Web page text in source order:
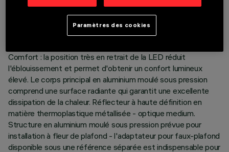
Comfort : la position très en retrait de la LED réduit
l'éblouissement et permet d'obtenir un confort lumineux
élevé. Le corps principal en aluminium moulé sous pression
comprend une surface radiante qui garantit une excellente
dissipation de la chaleur. Réflecteur à haute définition en
matière thermoplastique métallisée - optique medium.
Structure en aluminium moulé sous pression prévue pour
installation à fleur de plafond - l'adaptateur pour faux-plafond
disponible sous une référence séparée est indispensable pour
Paramètres des cookies